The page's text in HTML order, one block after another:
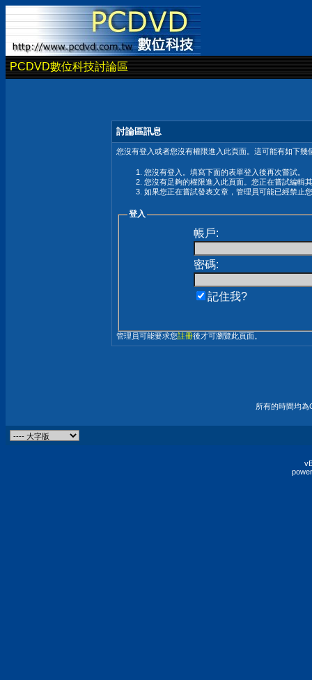
PCDVD數位科技討論區
討論區訊息
您沒有登入或者您沒有權限進入此頁面。這可能有如下幾
您沒有登入。填寫下面的表單登入後再次嘗試。
您沒有足夠的權限進入此頁面。您正在嘗試編輯
如果您正在嘗試發表文章，管理員可能已經禁止
登入
帳戶:
密碼:
記住我?
管理員可能要求您註冊後才可瀏覽此頁面。
所有的時間均為